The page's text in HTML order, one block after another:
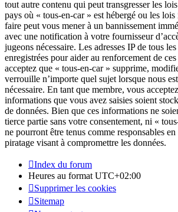
tout autre contenu qui peut transgresser les
pays où « tous-en-car » est hébergé ou les
faire peut vous mener à un bannissement
avec une notification à votre fournisseur
jugeons nécessaire. Les adresses IP de tous
enregistrées pour aider au renforcement de
acceptez que « tous-en-car » supprime,
verrouille n’importe quel sujet lorsque nous
nécessaire. En tant que membre, vous
informations que vous avez saisies soient
de données. Bien que ces informations ne
tierce partie sans votre consentement, ni «
ne pourront être tenus comme responsables
piratage visant à compromettre les données.
Index du forum
Heures au format UTC+02:00
Supprimer les cookies
Sitemap